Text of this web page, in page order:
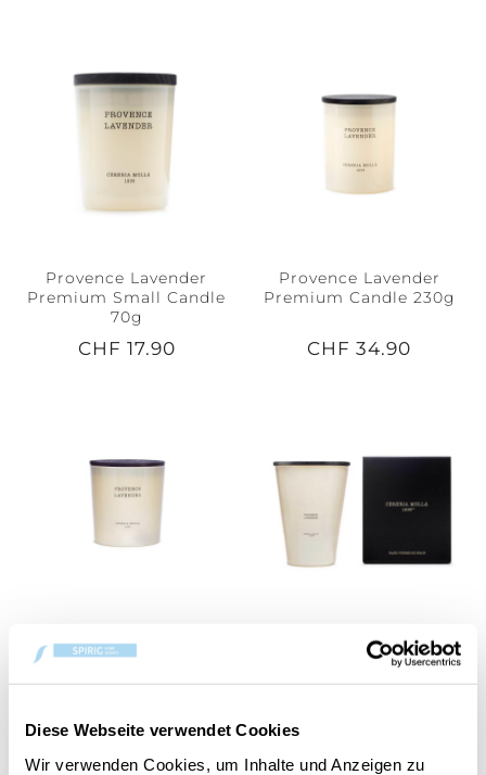
Diese Webseite verwendet Cookies
Wir verwenden Cookies, um Inhalte und Anzeigen zu
Provence Lavender
Premium Small Candle
70g
CHF 17.90
Provence Lavender
Premium Candle 230g
CHF 34.90
Premium Candle XL
Provence Lavender
Premium Candle XXL